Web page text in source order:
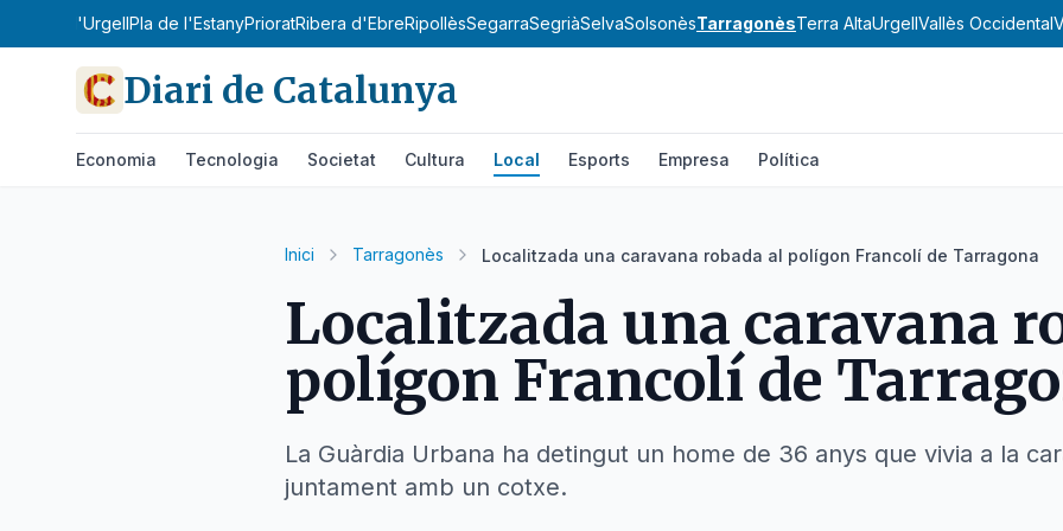
Pla d'UrgellPla de l'EstanyPrioratRibera d'EbreRipollèsSegarraSegriàSelvaSolsonèsTarragonèsTerra AltaUrgellVallès Occidental
Diari de Catalunya
Economia Tecnologia Societat Cultura Local Esports Empresa Política
Inici Tarragonès Localitzada una caravana robada al polígon Francolí de Tarragona
Localitzada una caravana
polígon Francolí de
La Guàrdia Urbana ha detingut un home de 36 anys que vivia a la
juntament amb un cotxe.